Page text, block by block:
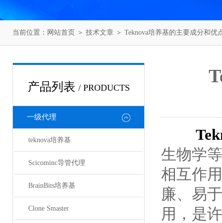
当前位置： 网站首页 ＞ 技术文章 ＞ Teknova培养基的主要成分和优
产品列表 / PRODUCTS
一级代理
teknova培养基
Scicominc导管代理
BrainBits培养基
Clone Smaster
生物学
相互作
廉、易
用，是